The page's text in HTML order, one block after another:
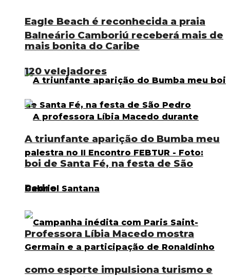
Eagle Beach é reconhecida a praia
mais bonita do Caribe
A triunfante aparição do Bumba meu
boi de Santa Fé, na festa de São
Pedro
Balneário Camboriú receberá mais de
120 velejadores
Professora Líbia Macedo mostra
como esporte impulsiona turismo e